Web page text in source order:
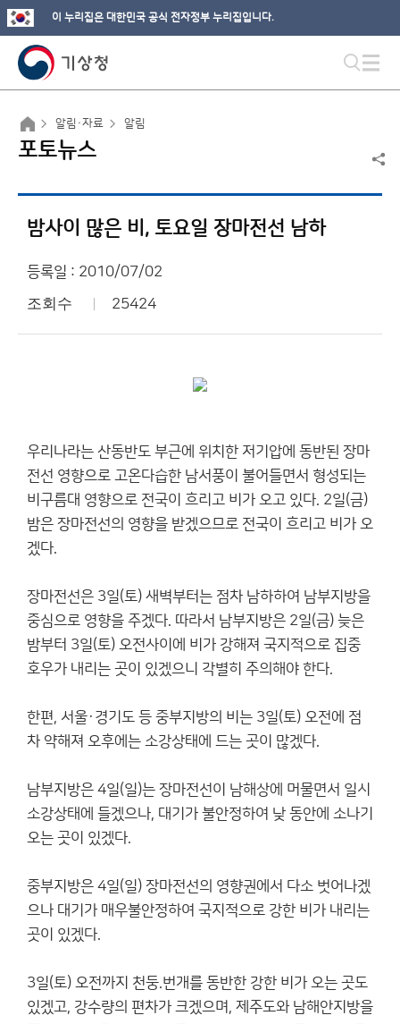
이 누리집은 대한민국 공식 전자정부 누리집입니다.
알림·자료 알림
포토뉴스
밤사이 많은 비, 토요일 장마전선 남하
등록일 : 2010/07/02
조회수 25424
우리나라는 산동반도 부근에 위치한 저기압에 동반된 장마
전선 영향으로 고온다습한 남서풍이 불어들면서 형성되는
비구름대 영향으로 전국이 흐리고 비가 오고 있다. 2일(금)
밤은 장마전선의 영향을 받겠으므로 전국이 흐리고 비가 오
겠다.
장마전선은 3일(토) 새벽부터는 점차 남하하여 남부지방을
중심으로 영향을 주겠다. 따라서 남부지방은 2일(금) 늦은
밤부터 3일(토) 오전사이에 비가 강해져 국지적으로 집중
호우가 내리는 곳이 있겠으니 각별히 주의해야 한다.
한편, 서울·경기도 등 중부지방의 비는 3일(토) 오전에 점
차 약해져 오후에는 소강상태에 드는 곳이 많겠다.
남부지방은 4일(일)는 장마전선이 남해상에 머물면서 일시
소강상태에 들겠으나, 대기가 불안정하여 낮 동안에 소나기
오는 곳이 있겠다.
중부지방은 4일(일) 장마전선의 영향권에서 다소 벗어나겠
으나 대기가 매우불안정하여 국지적으로 강한 비가 내리는
곳이 있겠다.
3일(토) 오전까지 천둥.번개를 동반한 강한 비가 오는 곳도
있겠고, 강수량의 편차가 크겠으며, 제주도와 남해안지방을